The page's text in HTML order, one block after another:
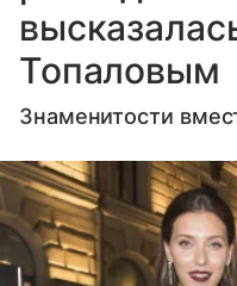
Топаловым
Знаменитости